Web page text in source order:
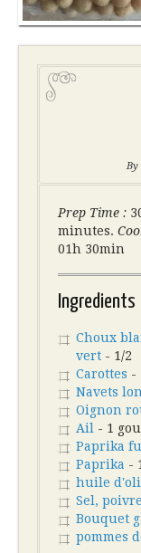
By
Prep Time :
minutes.
01h 30min
Ingredients
Choux
vert - 1/2
Carottes -
Navets
Oignon
Ail - 1
Paprika
Paprika -
huile
Sel, poivre
Bouquet
pommes